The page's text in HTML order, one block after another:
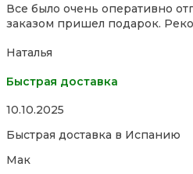
out
of
Все было очень оперативно
заказом пришел подарок.
Наталья
Быстрая доставка
Rated
out
5
10.10.2025
Быстрая доставка в Испанию
Мак